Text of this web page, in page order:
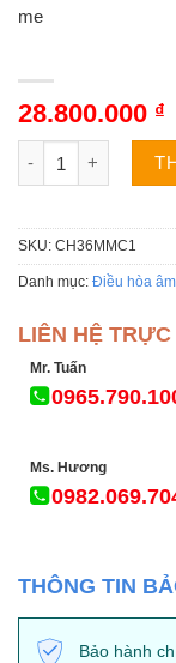
me
28.800.000 ₫
Điều hòa Funiki
SKU: CH36MMC1
Danh mục: Điều hòa
LIÊN HỆ TRỰC
Mr. Tuấn
Ms. Hương
THÔNG TIN
Bảo hành